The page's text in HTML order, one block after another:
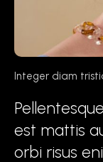
Integer diam
est mattis
orbi risus